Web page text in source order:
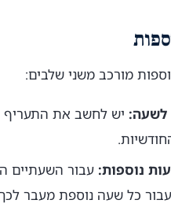
מורכב משני שלבים:
לשעה: יש לחשב את התעריף
נוספות:
כל שעה נוספת מעבר לכך,